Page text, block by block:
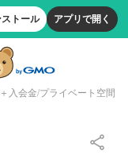
ストール アプリで開く
入会金/プライベート空間